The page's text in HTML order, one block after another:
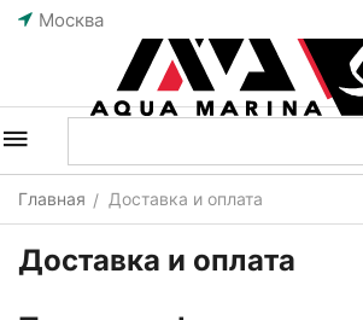
Москва
Главная / Доставка и оплата
Доставка и оплата